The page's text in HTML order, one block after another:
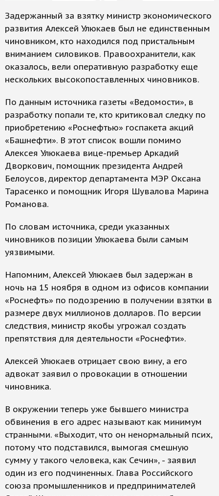
Задержанный за взятку министр экономического
развития Алексей Улюкаев был не единственным
чиновником, кто находился под пристальным
вниманием силовиков. Правоохранители, как
оказалось, вели оперативную разработку еще
нескольких высокопоставленных чиновников.
По данным источника газеты «Ведомости», в
разработку попали те, кто критиковал следку по
приобретению «Роснефтью» госпакета акций
«Башнефти». В этот список вошли помимо
Алексея Улюкаева вице-премьер Аркадий
Дворкович, помощник президента Андрей
Белоусов, директор департамента МЭР Оксана
Тарасенко и помощник Игоря Шувалова Марина
Романова.
По словам источника, среди указанных
чиновников позиции Улюкаева были самым
уязвимыми.
Напомним, Алексей Улюкаев был задержан в
ночь на 15 ноября в одном из офисов компании
«Роснефть» по подозрению в получении взятки в
размере двух миллионов долларов. По версии
следствия, министр якобы угрожал создать
препятствия для деятельности «Роснефти».
Алексей Улюкаев отрицает свою вину, а его
адвокат заявил о провокации в отношении
чиновника.
В окружении теперь уже бывшего министра
обвинения в его адрес называют как минимум
странными. «Выходит, что он ненормальный псих,
потому что подставился, вымогая смешную
сумму у такого человека, как Сечин», - заявил
один из его подчиненных. Глава Российского
союза промышленников и предпринимателей